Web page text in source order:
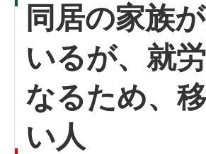
同居の家族
いるが、就
なるため、
い人